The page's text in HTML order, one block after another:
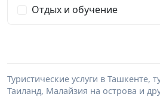
Отдых и обучение
Туристические услуги в
Таиланд, Малайзия на острова и